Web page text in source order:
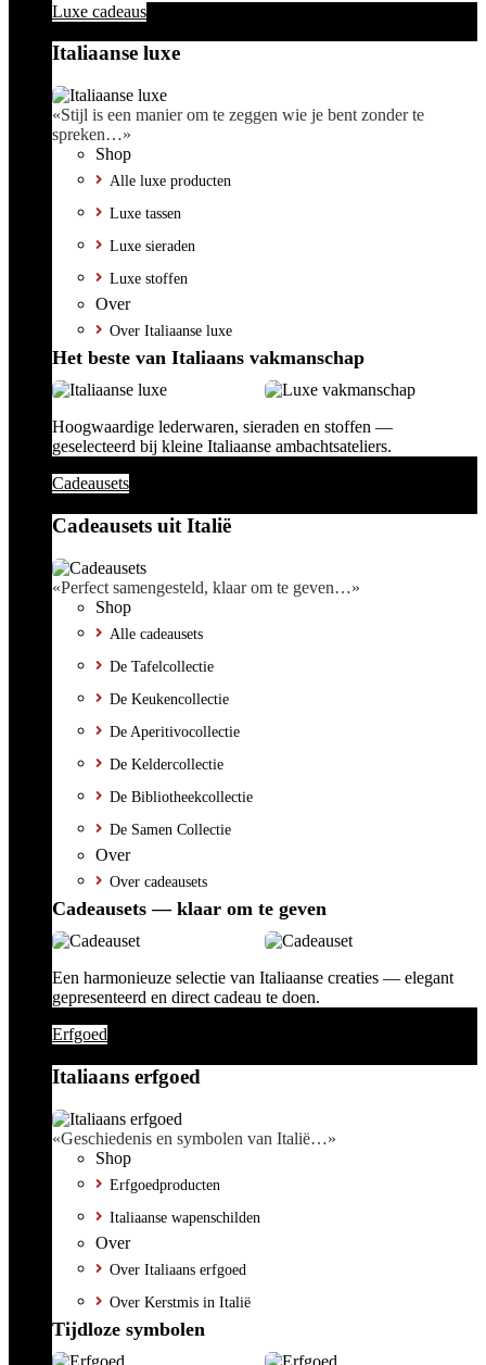
Luxe cadeaus
Italiaanse luxe
«Stijl is een manier om te zeggen wie je bent zonder te
spreken…»
Shop
Alle luxe producten
Luxe tassen
Luxe sieraden
Luxe stoffen
Over
Over Italiaanse luxe
Het beste van Italiaans vakmanschap
Hoogwaardige lederwaren, sieraden en stoffen —
geselecteerd bij kleine Italiaanse ambachtsateliers.
Cadeausets
Cadeausets uit Italië
«Perfect samengesteld, klaar om te geven…»
Shop
Alle cadeausets
De Tafelcollectie
De Keukencollectie
De Aperitivocollectie
De Keldercollectie
De Bibliotheekcollectie
De Samen Collectie
Over
Over cadeausets
Cadeausets — klaar om te geven
Een harmonieuze selectie van Italiaanse creaties — elegant
gepresenteerd en direct cadeau te doen.
Erfgoed
Italiaans erfgoed
«Geschiedenis en symbolen van Italië…»
Shop
Erfgoedproducten
Italiaanse wapenschilden
Over
Over Italiaans erfgoed
Over Kerstmis in Italië
Tijdloze symbolen